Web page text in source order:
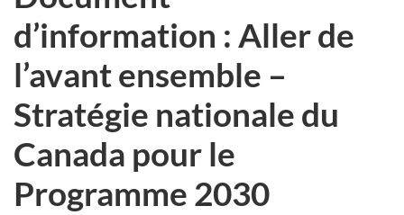
d’information : Aller de
l’avant ensemble –
Stratégie nationale du
Canada pour le
Programme 2030